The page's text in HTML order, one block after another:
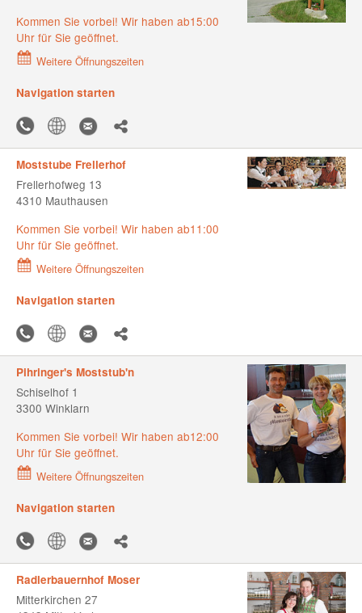
Kommen Sie vorbei! Wir haben ab15:00
Uhr für Sie geöffnet.
Weitere Öffnungszeiten
Navigation starten
Moststube Frellerhof
Frellerhofweg 13
4310 Mauthausen
Kommen Sie vorbei! Wir haben ab11:00
Uhr für Sie geöffnet.
Weitere Öffnungszeiten
Navigation starten
Pihringer's Moststub'n
Schiselhof 1
3300 Winklarn
Kommen Sie vorbei! Wir haben ab12:00
Uhr für Sie geöffnet.
Weitere Öffnungszeiten
Navigation starten
Radlerbauernhof Moser
Mitterkirchen 27